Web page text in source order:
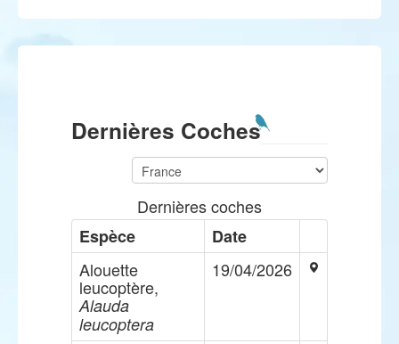
Dernières Coches
Dernières coches
Espèce
Date
Alouette
leucoptère,
Alauda
leucoptera
19/04/2026